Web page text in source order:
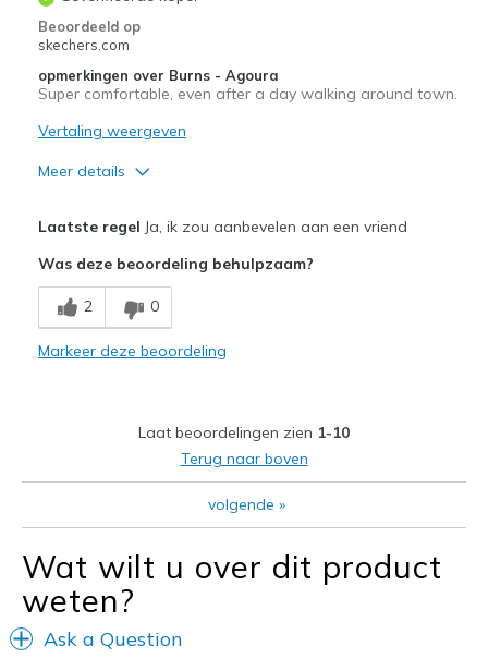
Beoordeeld op
skechers.com
opmerkingen over Burns - Agoura
Super comfortable, even after a day walking around town.
Vertaling weergeven
Meer details
Beste toepassingen
Casual Wear
Travel
Feels true to size
Shoes are for Wearing
Laatste regel Ja, ik zou aanbevelen aan een vriend
Was deze beoordeling behulpzaam?
2 0
Markeer deze beoordeling
Laat beoordelingen zien 1-10
Terug naar boven
volgende »
Wat wilt u over dit product
weten?
Ask a Question